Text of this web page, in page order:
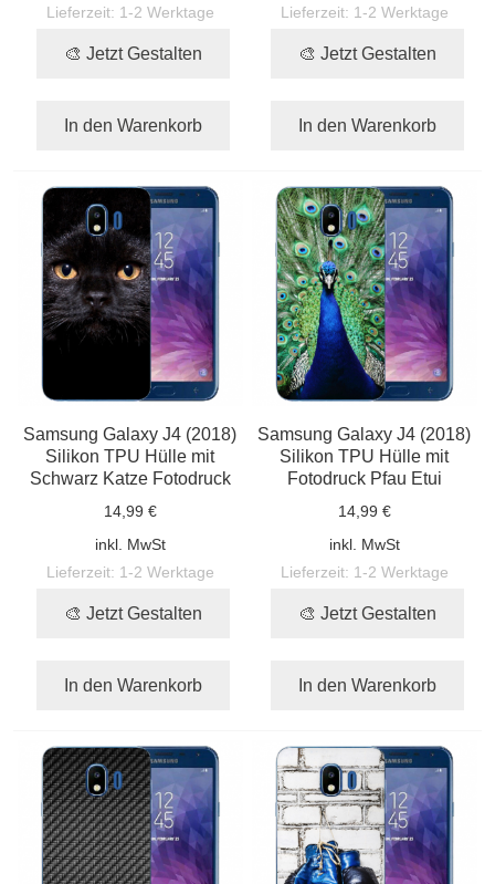
Lieferzeit: 1-2 Werktage
🎨 Jetzt Gestalten
In den Warenkorb
Lieferzeit: 1-2 Werktage
🎨 Jetzt Gestalten
In den Warenkorb
Samsung Galaxy J4 (2018)
Silikon TPU Hülle mit
Schwarz Katze Fotodruck
14,99 €
inkl. MwSt
Lieferzeit: 1-2 Werktage
🎨 Jetzt Gestalten
In den Warenkorb
Samsung Galaxy J4 (2018)
Silikon TPU Hülle mit
Fotodruck Pfau Etui
14,99 €
inkl. MwSt
Lieferzeit: 1-2 Werktage
🎨 Jetzt Gestalten
In den Warenkorb